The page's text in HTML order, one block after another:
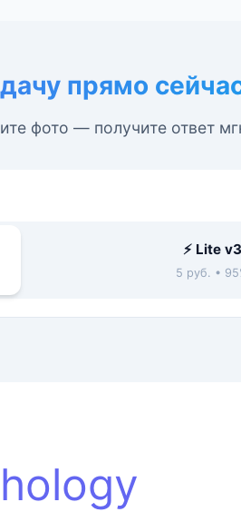
прямо
фото — получите ответ
⚡ Lite v3
5 руб. •